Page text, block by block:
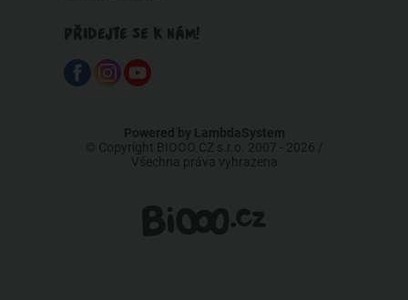
PŘIDEJTE SE K NÁM!
Powered by LambdaSystem
© Copyright BIOOO.CZ s.r.o. 2007 - 2026 /
Všechna práva vyhrazena